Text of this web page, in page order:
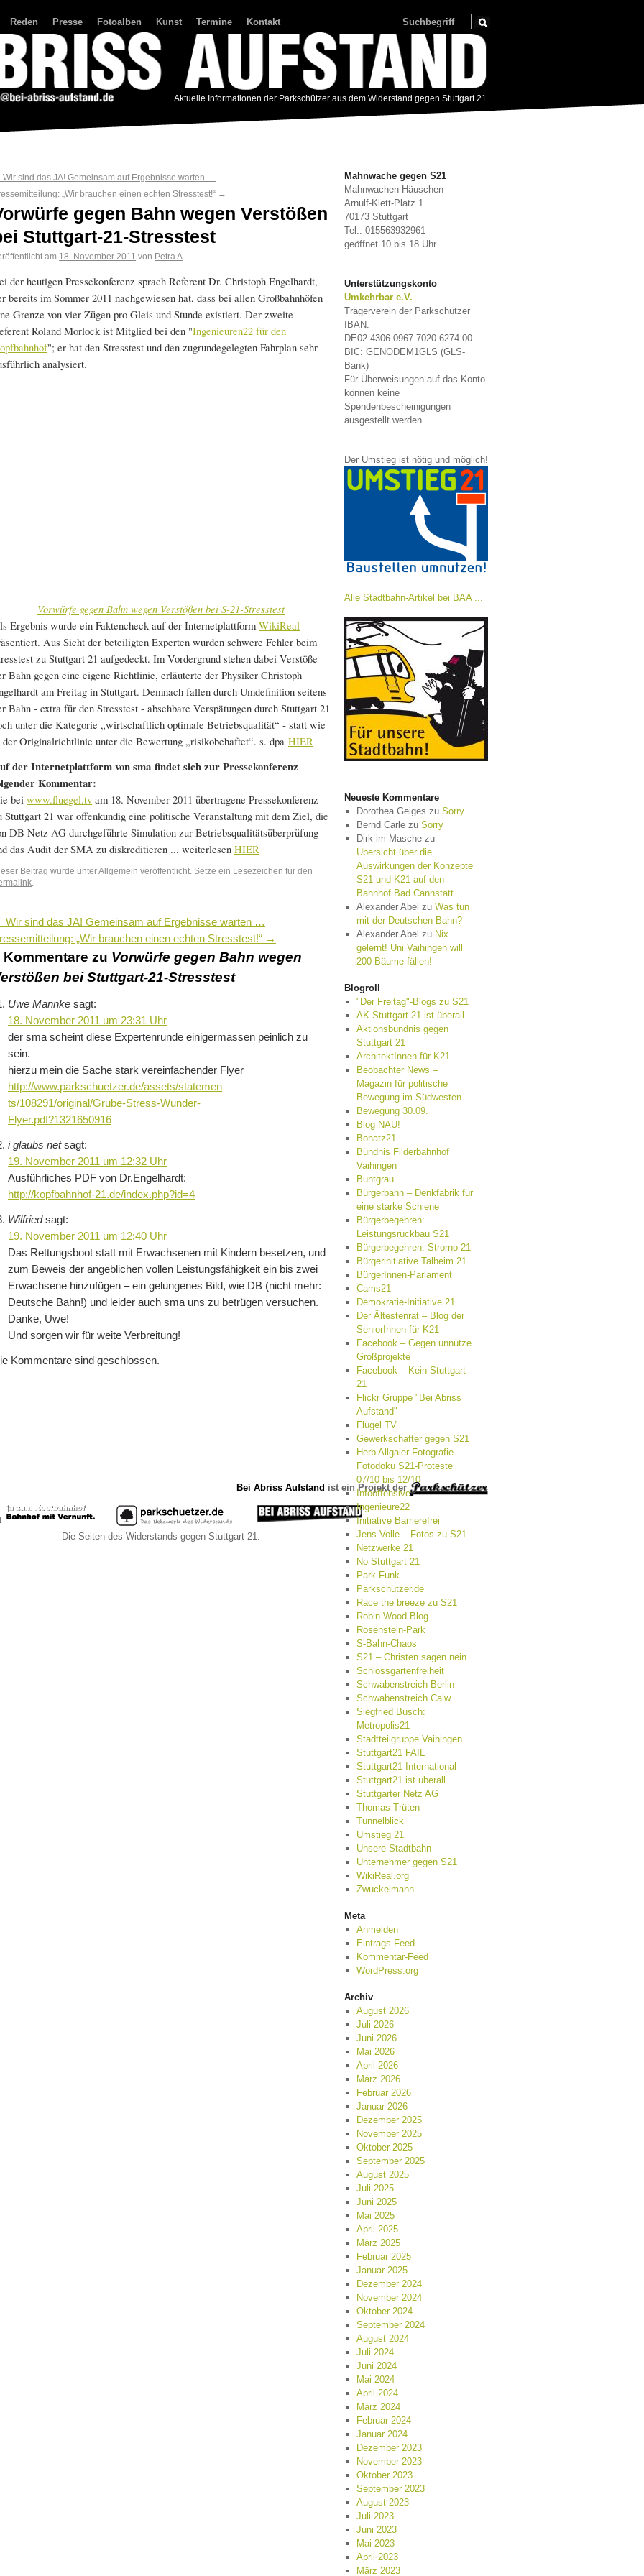
Reden Presse Fotoalben Kunst Termine Kontakt
Aktuelle Informationen der Parkschützer aus dem Widerstand gegen Stuttgart 21
Wir sind das JA! Gemeinsam auf Ergebnisse warten …
„Wir brauchen einen echten Stresstest!“ →
gegen Bahn wegen Verstößen
Stuttgart-21-Stresstest
am 18. November 2011 von Petra A
der heutigen Pressekonferenz sprach Referent Dr. Christoph Engelhardt,
bereits im Sommer 2011 nachgewiesen hat, dass bei allen Großbahnhöfen
Grenze von vier Zügen pro Gleis und Stunde existiert. Der zweite
Roland Morlock ist Mitglied bei den "Ingenieuren22 für den
"; er hat den Stresstest und den zugrundegelegten Fahrplan sehr
analysiert.
Vorwürfe gegen Bahn wegen Verstößen bei S-21-Stresstest
Ergebnis wurde ein Faktencheck auf der Internetplattform WikiReal
Aus Sicht der beteiligten Experten wurden schwere Fehler beim
zu Stuttgart 21 aufgedeckt. Im Vordergrund stehen dabei Verstöße
Bahn gegen eine eigene Richtlinie, erläuterte der Physiker Christoph
am Freitag in Stuttgart. Demnach fallen durch Umdefinition seitens
Bahn - extra für den Stresstest - absehbare Verspätungen durch Stuttgart 21
unter die Kategorie „wirtschaftlich optimale Betriebsqualität“ - statt wie
der Originalrichtlinie unter die Bewertung „risikobehaftet“. s. dpa HIER
der Internetplattform von sma findet sich zur Pressekonferenz
Kommentar:
bei www.fluegel.tv am 18. November 2011 übertragene Pressekonferenz
Stuttgart 21 war offenkundig eine politische Veranstaltung mit dem Ziel, die
DB Netz AG durchgeführte Simulation zur Betriebsqualitätsüberprüfung
das Audit der SMA zu diskreditieren ... weiterlesen HIER
Beitrag wurde unterAllgemein veröffentlicht. Setze ein Lesezeichen für den
Wir sind das JA! Gemeinsam auf Ergebnisse warten …
„Wir brauchen einen echten Stresstest!“ →
Kommentare zu Vorwürfe gegen Bahn wegen
bei Stuttgart-21-Stresstest
Uwe Mannke sagt:
18. November 2011 um 23:31 Uhr
der sma scheint diese Expertenrunde einigermassen peinlich zu
sein.
hierzu mein die Sache stark vereinfachender Flyer
http://www.parkschuetzer.de/assets/statemen
ts/108291/original/Grube-Stress-Wunder-
Flyer.pdf?1321650916
i glaubs net sagt:
19. November 2011 um 12:32 Uhr
Ausführliches PDF von Dr.Engelhardt:
http://kopfbahnhof-21.de/index.php?id=4
Wilfried sagt:
19. November 2011 um 12:40 Uhr
Das Rettungsboot statt mit Erwachsenen mit Kindern besetzen, und
zum Beweis der angeblichen vollen Leistungsfähigkeit ein bis zwei
Erwachsene hinzufügen – ein gelungenes Bild, wie DB (nicht mehr:
Deutsche Bahn!) und leider auch sma uns zu betrügen versuchen.
Danke, Uwe!
Und sorgen wir für weite Verbreitung!
Kommentare sind geschlossen.
Mahnwache gegen S21
Mahnwachen-Häuschen
Arnulf-Klett-Platz 1
70173 Stuttgart
Tel.: 015563932961
geöffnet 10 bis 18 Uhr
Unterstützungskonto
Umkehrbar e.V.
Trägerverein der Parkschützer
IBAN:
DE02 4306 0967 7020 6274 00
BIC: GENODEM1GLS (GLS-
Bank)
Für Überweisungen auf das Konto
können keine
Spendenbescheinigungen
ausgestellt werden.
Der Umstieg ist nötig und möglich!
Alle Stadtbahn-Artikel bei BAA ...
Neueste Kommentare
Dorothea Geiges zu Sorry
Bernd Carlezu Sorry
Dirk im Maschezu
Übersicht über die
Auswirkungen der Konzepte
S21 und K21 auf den
Bahnhof Bad Cannstatt
Alexander Abel zu Was tun
mit der Deutschen Bahn?
Alexander Abel zu Nix
gelernt! Uni Vaihingen will
200 Bäume fällen!
Blogroll
"Der Freitag"-Blogs zu S21
AK Stuttgart 21 ist überall
Aktionsbündnis gegen
Stuttgart 21
ArchitektInnen für K21
Beobachter News –
Magazin für politische
Bewegung im Südwesten
Bewegung 30.09.
Blog NAU!
Bonatz21
Bündnis Filderbahnhof
Vaihingen
Buntgrau
Bürgerbahn – Denkfabrik für
eine starke Schiene
Bürgerbegehren:
Leistungsrückbau S21
Bürgerbegehren: Strorno 21
Bürgerinitiative Talheim 21
BürgerInnen-Parlament
Cams21
Demokratie-Initiative 21
Der Ältestenrat – Blog der
SeniorInnen für K21
Facebook – Gegen unnütze
Großprojekte
Facebook – Kein Stuttgart
21
Flickr Gruppe "Bei Abriss
Aufstand"
Flügel TV
Gewerkschafter gegen S21
Herb Allgaier Fotografie –
Fotodoku S21-Proteste
07/10 bis 12/10
Infooffensive
Ingenieure22
Initiative Barrierefrei
Jens Volle – Fotos zu S21
Netzwerke 21
No Stuttgart 21
Park Funk
Parkschützer.de
Race the breeze zu S21
Robin Wood Blog
Rosenstein-Park
S-Bahn-Chaos
S21 – Christen sagen nein
Schlossgartenfreiheit
Schwabenstreich Berlin
Schwabenstreich Calw
Siegfried Busch:
Metropolis21
Stadtteilgruppe Vaihingen
Stuttgart21 FAIL
Stuttgart21 International
Stuttgart21 ist überall
Stuttgarter Netz AG
Thomas Trüten
Tunnelblick
Umstieg 21
Unsere Stadtbahn
Unternehmer gegen S21
WikiReal.org
Zwuckelmann
Meta
Anmelden
Eintrags-Feed
Kommentar-Feed
WordPress.org
Archiv
August 2026
Juli 2026
Juni 2026
Mai 2026
April 2026
März 2026
Februar 2026
Januar 2026
Dezember 2025
November 2025
Oktober 2025
September 2025
August 2025
Juli 2025
Juni 2025
Mai 2025
April 2025
März 2025
Februar 2025
Januar 2025
Dezember 2024
November 2024
Oktober 2024
September 2024
August 2024
Juli 2024
Juni 2024
Mai 2024
April 2024
März 2024
Februar 2024
Januar 2024
Dezember 2023
November 2023
Oktober 2023
September 2023
August 2023
Juli 2023
Juni 2023
Mai 2023
April 2023
März 2023
Bei Abriss Aufstand ist ein Projekt der
Die Seiten des Widerstands gegen Stuttgart 21.